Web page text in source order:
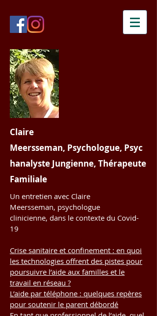
Claire
Meersseman, Psychologue, Psyc
hanalyste Jungienne, Thérapeute
Familiale
Un entretien avec Claire
Meersseman, psychologue
clinicienne, dans le contexte du Covid-
19
Crise sanitaire et confinement : en quoi
les technologies offrent des pistes pour
poursuivre l’aide aux familles et le
travail en réseau ?
L’aide par téléphone : quelques repères
pour soutenir le parent débordé